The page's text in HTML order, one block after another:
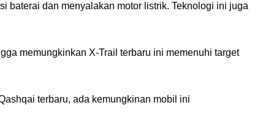
baterai dan menyalakan motor listrik. Teknologi ini juga
memungkinkan X-Trail terbaru ini memenuhi target
terbaru, ada kemungkinan mobil ini